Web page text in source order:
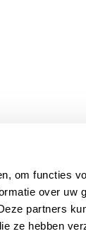
om functies
over uw
partners
ze hebben